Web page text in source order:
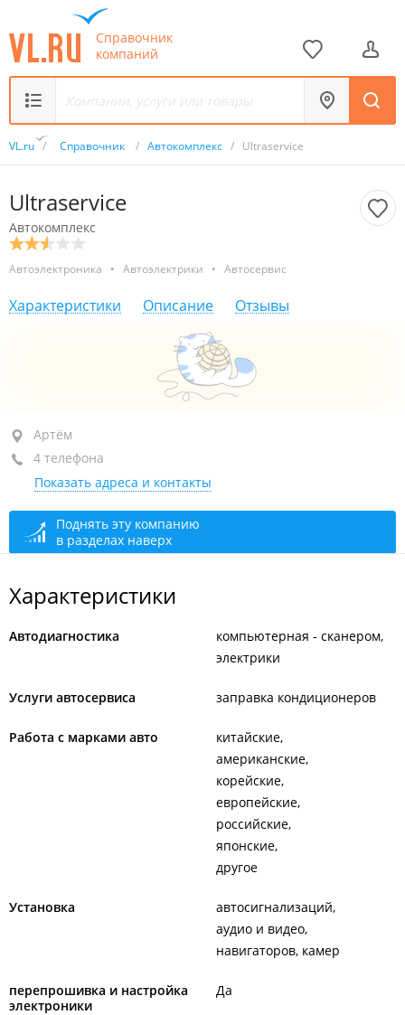
Справочник
компаний
VL.ru / Справочник / Автокомплекс / Ultraservice
Ultraservice
Автокомплекс
Автоэлектроника • Автоэлектрики • Автосервис
Характеристики Описание Отзывы
Артём, ул. Фрунзе, 19 стр. 3
+7 924 730-50-75
+7 924 730-50-71
+7 924 937-70-02 офис, мониторинг
+7 924 737-99-69офис
Офис закрыто, откроется в 09:00
Артём
4 телефона
Показать адреса и контакты
Поднять эту компанию
в разделах наверх
Характеристики
Автодиагностика
компьютерная - сканером
электрики
Услуги автосервиса заправка кондиционеров
Работа с марками авто
китайские
американские
корейские
европейские
российские
японские
другое
Установка
автосигнализаций
аудио и видео
навигаторов, камер
перепрошивка и настройка
электроники
Да